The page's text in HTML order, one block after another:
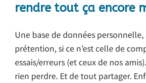
rendre tout ça encore
Une base de données personnelle,
prétention, si ce n’est celle de
essais/erreurs (et ceux de nos
rien perdre. Et de tout partager.